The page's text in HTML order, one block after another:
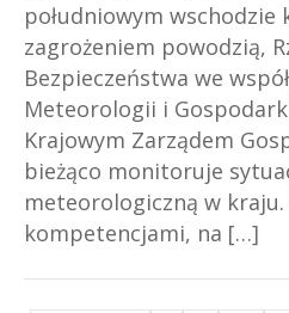
południowym
zagrożeniem powodzią,
Bezpieczeństwa we
Meteorologii i
Krajowym Zarządem
bieżąco monitoruje
meteorologiczną w kraju.
kompetencjami, na […]